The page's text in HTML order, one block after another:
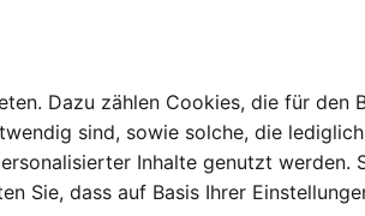
Dazu zählen Cookies, die für den
sind, sowie solche, die
Inhalte genutzt werden.
Sie, dass auf Basis Ihrer